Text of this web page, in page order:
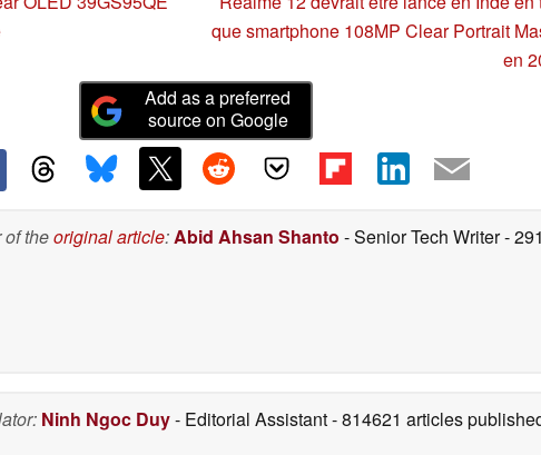
que smartphone 108MP Clear Portrait
en
Add as a preferred
source on Google
theoriginal article:Abid Ahsan Shanto - Senior Tech Writer-
Ninh Ngoc Duy- Editorial Assistant- 814621 articles